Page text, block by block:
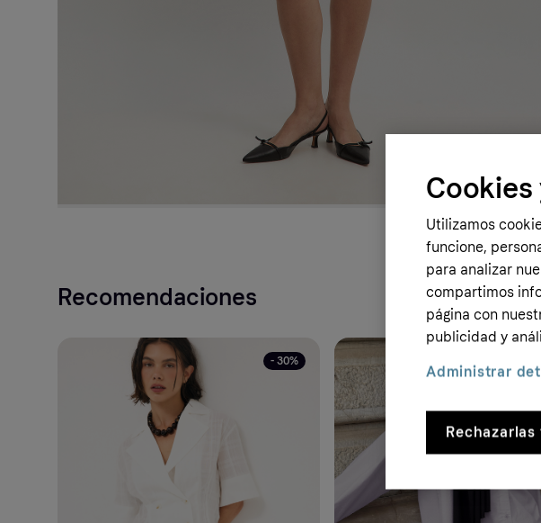
Recomendaciones
- 30%
Utilizamos
funcione,
para analizar
compartimos
página con
publicidad y
Rechazarlas
Administrar